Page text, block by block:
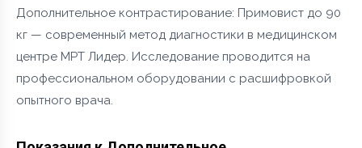
Дополнительное контрастирование: Примовист до 90
кг — современный метод диагностики в медицинском
центре МРТ Лидер. Исследование проводится на
профессиональном оборудовании с расшифровкой
опытного врача.